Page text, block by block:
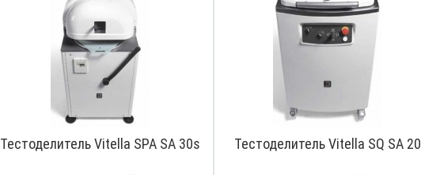
Тестоделитель Vitella SPA SA 30s Тестоделитель Vitella SQ SA 20